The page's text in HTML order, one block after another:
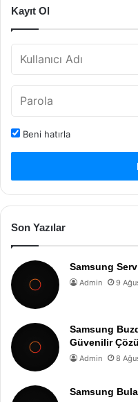
Kayıt Ol
Beni hatırla
Son Yazılar
Samsung
Admin 9
Samsung
Güvenilir
Admin 8
Samsung